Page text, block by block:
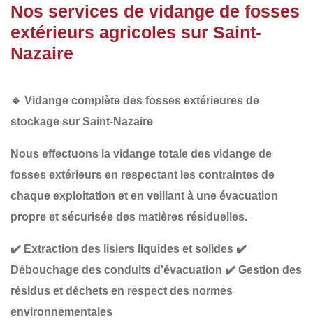
Nos services de vidange de fosses
extérieurs agricoles sur Saint-
Nazaire
🔹 Vidange complète des fosses extérieures de
stockage sur Saint-Nazaire
Nous effectuons la vidange totale des vidange de
fosses extérieurs en respectant les contraintes de
chaque exploitation et en veillant à une évacuation
propre et sécurisée des matières résiduelles.
✔️ Extraction des lisiers liquides et solides ✔️
Débouchage des conduits d'évacuation ✔️ Gestion des
résidus et déchets en respect des normes
environnementales